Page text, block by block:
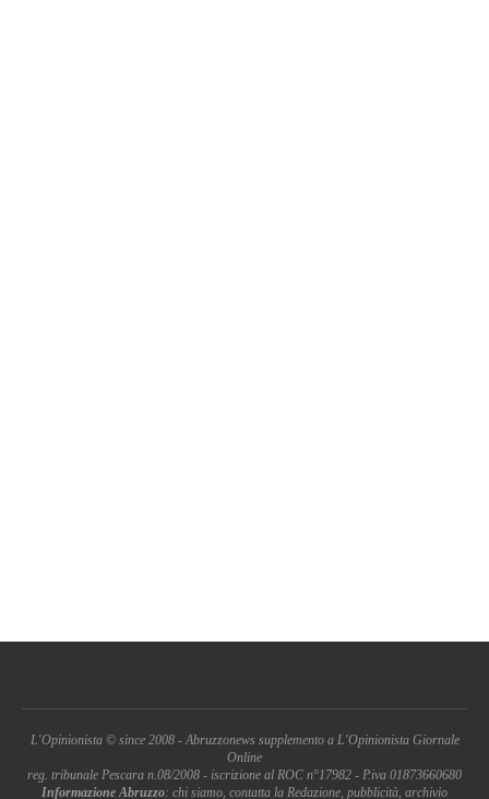
L'Opinionista © since 2008 - Abruzzonews supplemento a L'Opinionista Giornale
Online
reg. tribunale Pescara n.08/2008 - iscrizione al ROC n°17982 - P.iva 01873660680
Informazione Abruzzo: chi siamo, contatta la Redazione, pubblicità, archivio